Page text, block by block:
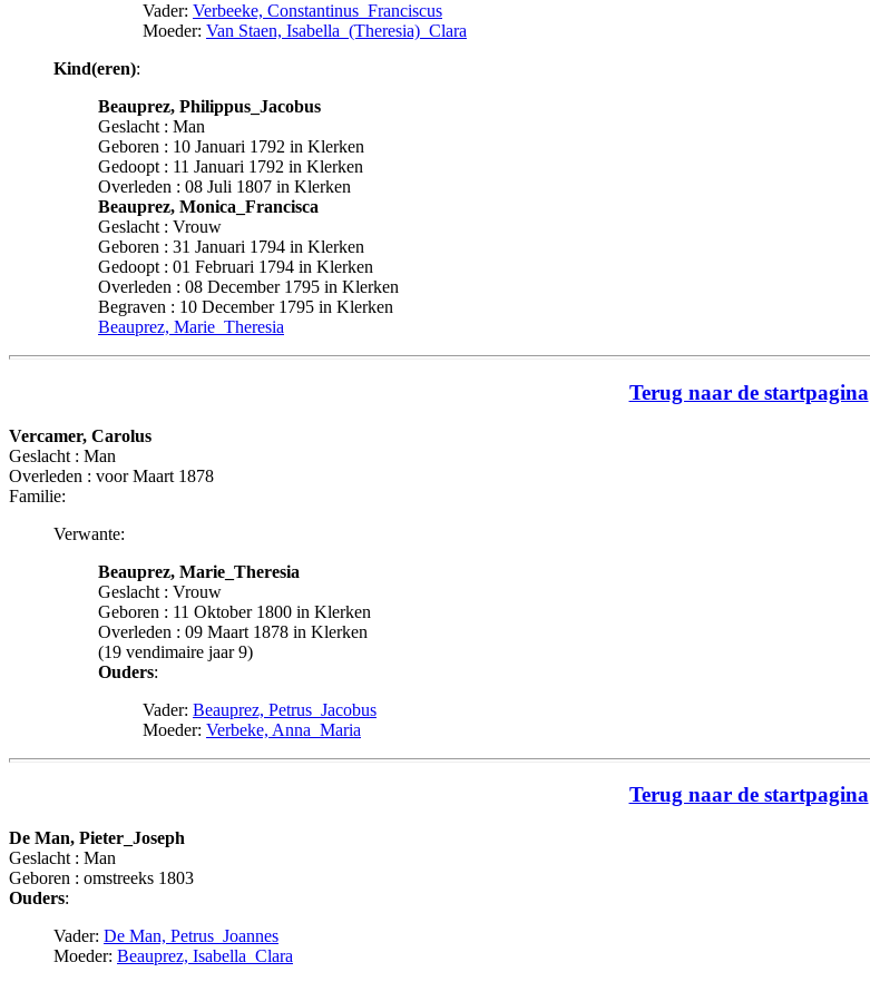
Vader: Verbeeke, Constantinus_Franciscus
Moeder: Van Staen, Isabella_(Theresia)_Clara
Kind(eren):
Beauprez, Philippus_Jacobus
Geslacht : Man
Geboren : 10 Januari 1792 in Klerken
Gedoopt : 11 Januari 1792 in Klerken
Overleden : 08 Juli 1807 in Klerken
Beauprez, Monica_Francisca
Geslacht : Vrouw
Geboren : 31 Januari 1794 in Klerken
Gedoopt : 01 Februari 1794 in Klerken
Overleden : 08 December 1795 in Klerken
Begraven : 10 December 1795 in Klerken
Beauprez, Marie_Theresia
Terug naar de startpagina
Vercamer, Carolus
Geslacht : Man
Overleden : voor Maart 1878
Familie:
Verwante:
Beauprez, Marie_Theresia
Geslacht : Vrouw
Geboren : 11 Oktober 1800 in Klerken
Overleden : 09 Maart 1878 in Klerken
(19 vendimaire jaar 9)
Ouders:
Vader: Beauprez, Petrus_Jacobus
Moeder: Verbeke, Anna_Maria
Terug naar de startpagina
De Man, Pieter_Joseph
Geslacht : Man
Geboren : omstreeks 1803
Ouders:
Vader: De Man, Petrus_Joannes
Moeder: Beauprez, Isabella_Clara